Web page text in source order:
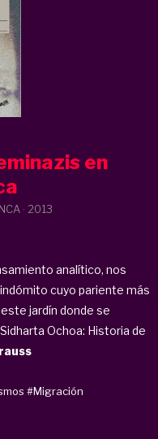
en
· 2013
analítico, nos
cuyo pariente más
jardín donde se
Ochoa: Historia de
#Migración